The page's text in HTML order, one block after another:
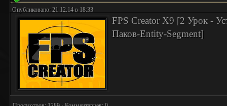
Опубликовано: 21.12.14 в 18:33
FPS Creator X9 [2 Урок -
Паков-Entity-Segment]